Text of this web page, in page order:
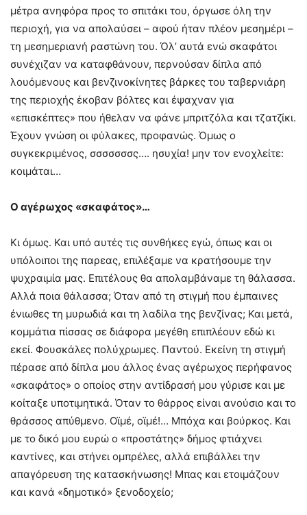
μέτρα ανηφόρα προς το σπιτάκι του, όργωσε όλη την
περιοχή, για να απολαύσει – αφού ήταν πλέον μεσημέρι –
τη μεσημεριανή ραστώνη του. Όλ’ αυτά ενώ σκαφάτοι
συνέχιζαν να καταφθάνουν, περνούσαν δίπλα από
λουόμενους και βενζινοκίνητες βάρκες του ταβερνιάρη
της περιοχής έκοβαν βόλτες και έψαχναν για
«επισκέπτες» που ήθελαν να φάνε μπριτζόλα και τζατζίκι.
Έχουν γνώση οι φύλακες, προφανώς. Όμως ο
συγκεκριμένος, σσσσσσσς…. ησυχία! μην τον ενοχλείτε:
κοιμάται…
Ο αγέρωχος «σκαφάτος»…
Κι όμως. Και υπό αυτές τις συνθήκες εγώ, όπως και οι
υπόλοιποι της παρεας, επιλέξαμε να κρατήσουμε την
ψυχραιμία μας. Επιτέλους θα απολαμβάναμε τη θάλασσα.
Αλλά ποια θάλασσα; Όταν από τη στιγμή που έμπαινες
ένιωθες τη μυρωδιά και τη λαδίλα της βενζίνας; Και μετά,
κομμάτια πίσσας σε διάφορα μεγέθη επιπλέουν εδώ κι
εκεί. Φουσκάλες πολύχρωμες. Παντού. Εκείνη τη στιγμή
πέρασε από δίπλα μου άλλος ένας αγέρωχος περήφανος
«σκαφάτος» ο οποίος στην αντίδρασή μου γύρισε και με
κοίταξε υποτιμητικά. Όταν το θάρρος είναι ανούσιο και το
θράσσος απύθμενο. Οϊμέ, οϊμέ!… Μπόχα και βούρκος. Και
με το δικό μου ευρώ ο «προστάτης» δήμος φτιάχνει
καντίνες, και στήνει ομπρέλες, αλλά επιβάλλει την
απαγόρευση της κατασκήνωσης! Μπας και ετοιμάζουν
και κανά «δημοτικό» ξενοδοχείο;